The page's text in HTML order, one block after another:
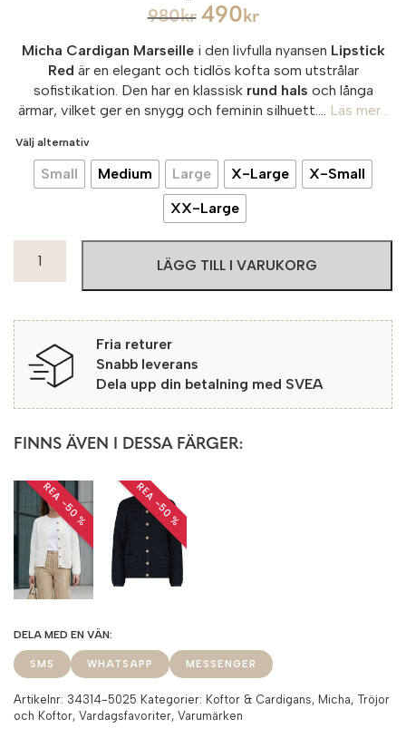
980kr 490 kr
Micha Cardigan Marseillei den livfulla nyansen Lipstick
Red är en elegant och tidlös kofta som utstrålar
sofistikation. Den har en klassisk rund hals och långa
ärmar, vilket ger en snygg och feminin silhuett....
Läs mer...
Välj alternativ
Small Medium Large X-Large
X-Small
XX-Large
Cardigan
Lipstick
Red
mängd
LÄGG TILL I VARUKORG
Fria returer
Snabb leverans
Dela upp din betalning med SVEA
FINNS ÄVEN I DESSA FÄRGER:
REA −50 % REA −50 %
SMS WHATSAPP MESSENGER
Artikelnr: 34314-5025 Kategorier: Koftor & Cardigans, Micha, Tröjor
och Koftor, Vardagsfavoriter, Varumärken